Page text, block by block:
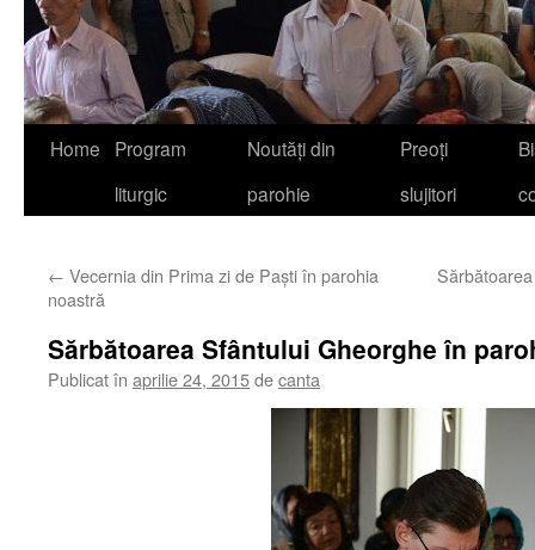
Home
Program
liturgic
Noutăţi din
parohie
Preoţi
slujitori
← Vecernia din Prima zi de Paşti în parohia
noastră
Sărbătoarea Sfântului Gheorghe în
Publicat în aprilie 24, 2015decanta